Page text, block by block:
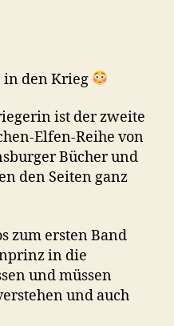
den Krieg
ist der zweite
Elfen-Reihe von
Bücher und
den Seiten ganz
zum ersten Band
in die
und müssen
und auch